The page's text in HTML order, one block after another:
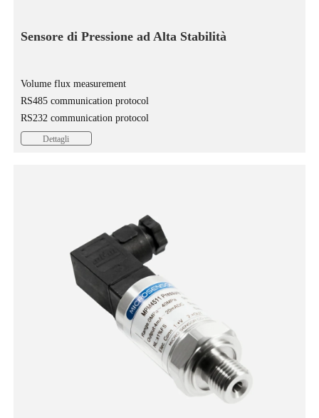
Sensore di Pressione ad Alta Stabilità
Volume flux measurement
RS485 communication protocol
RS232 communication protocol
Dettagli